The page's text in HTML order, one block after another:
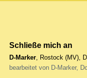
Schließe mich an
D-Marker, Rostock (MV),
bearbeitet von D-Marker,